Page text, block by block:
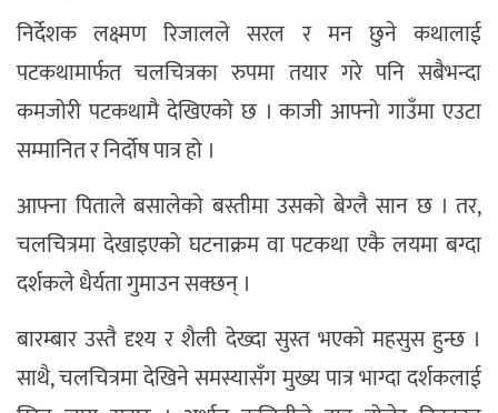
निर्देशक लक्ष्मण रिजालले सरल र मन छुने कथालाई
पटकथामार्फत चलचित्रका रुपमा तयार गरे पनि सबैभन्दा
कमजोरी पटकथामै देखिएको छ । काजी आफ्नो गाउँमा एउटा
सम्मानित र निर्दोष पात्र हो ।
आफ्ना पिताले बसालेको बस्तीमा उसको बेग्लै सान छ । तर,
चलचित्रमा देखाइएको घटनाक्रम वा पटकथा एकै लयमा बग्दा
दर्शकले धैर्यता गुमाउन सक्छन् ।
बारम्बार उस्तै दृश्य र शैली देख्दा सुस्त भएको महसुस हुन्छ ।
साथै, चलचित्रमा देखिने समस्यासँग मुख्य पात्र भाग्दा दर्शकलाई